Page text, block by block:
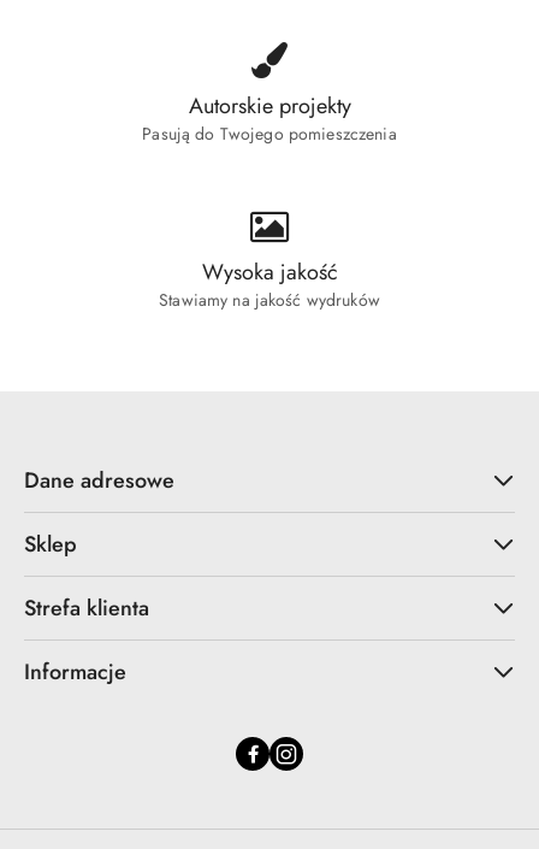
Autorskie projekty
Pasują do Twojego pomieszczenia
Wysoka jakość
Stawiamy na jakość wydruków
Dane adresowe
Sklep
Strefa klienta
Informacje